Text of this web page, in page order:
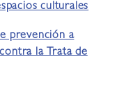
culturales
prevención a
la Trata de